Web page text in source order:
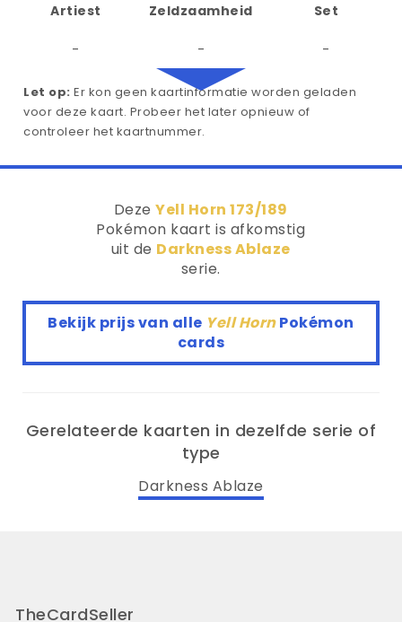
Artiest
-
Zeldzaamheid
-
Set
-
Let op: Er kon geen kaartinformatie worden geladen
voor deze kaart. Probeer het later opnieuw of
controleer het kaartnummer.
DezeYell Horn 173/189
Pokémon kaart is afkomstig
uit de Darkness Ablaze
serie.
Bekijk prijs van alle Yell HornPokémon
cards
Gerelateerde kaarten in dezelfde serie of
type
Darkness Ablaze
TheCardSeller